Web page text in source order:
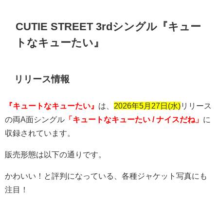
CUTIE STREET3rd シングル『キュー
トなキューたい』
リリース情報
『キュートなキューたい』 は、 2026年5月27日(水)リリース
の両A面シングル 「キュートなキューたい / ナイスだね」 に
収録されています。
販売形態は以下の通りです。
かわいい！と評判になっている、各種ジャケット写真にも
注目！